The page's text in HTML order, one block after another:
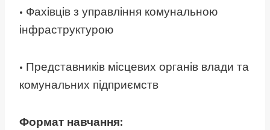
• Фахівців з управління комунальною
інфраструктурою
• Представників місцевих органів влади та
комунальних підприємств
Формат навчання: